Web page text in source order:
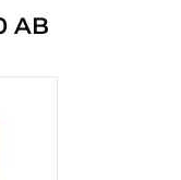
AB